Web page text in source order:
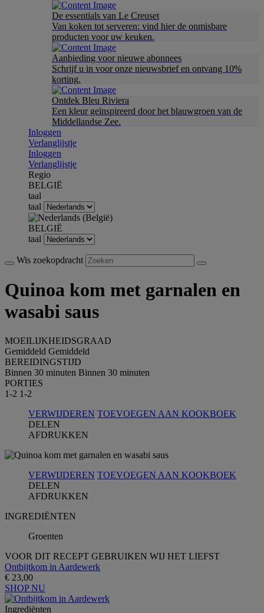
De essentials van Le Creuset
Van koken tot serveren: vind hier de onmisbare
producten voor uw keuken.
Aanbieding voor nieuwe abonnees
Schrijf u in voor onze nieuwsbrief en ontvang 10%
korting.
Ontdek Bleu Riviera
Een kleur geïnspireerd door het blauwgroen van de
Middellandse Zee.
Inloggen
Verlanglijstje
Inloggen
Verlanglijstje
Regio
BELGIË
taal
taal
BELGIË
taal
Wis zoekopdracht
Quinoa kom met garnalen en
wasabi saus
MOEILIJKHEIDSGRAAD
Gemiddeld Gemiddeld
BEREIDINGSTIJD
Binnen 30 minuten Binnen 30 minuten
PORTIES
1-2 1-2
VERWIJDEREN TOEVOEGEN AAN KOOKBOEK
DELEN
AFDRUKKEN
VERWIJDEREN TOEVOEGEN AAN KOOKBOEK
DELEN
AFDRUKKEN
INGREDIЁNTEN
Groenten
VOOR DIT RECEPT GEBRUIKEN WIJ HET LIEFST
Ontbijtkom in Aardewerk
€ 23,00
SHOP NU
Ingrediёnten